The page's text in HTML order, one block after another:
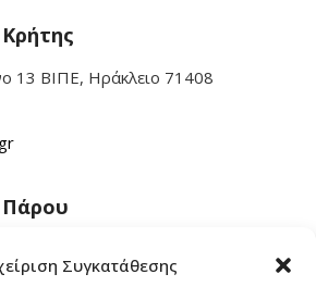
Συγκατάθεσης
13 ΒΙΠΕ, Ηράκλειο 71408
Πάρος 84400